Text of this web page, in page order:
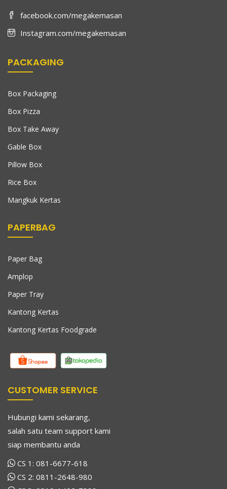
facebook.com/megakemasan
Instagram.com/megakemasan
PACKAGING
Box Packaging
Box Pizza
Box Take Away
Gable Box
Pillow Box
Rice Box
Mangkuk Kertas
PAPERBAG
Paper Bag
Amplop
Paper Tray
Kantong Kertas
Kantong Kertas Foodgrade
CUSTOMER SERVICE
Hubungi kami sekarang,
salah satu team support kami
siap membantu anda
CS 1: 081-6677-618
CS 2: 0811-2648-980